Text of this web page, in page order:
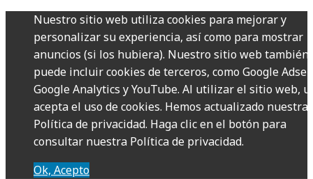
Nuestro sitio web utiliza cookies para mejorar y
personalizar su experiencia, así como para mostrar
anuncios (si los hubiera). Nuestro sitio web también
puede incluir cookies de terceros, como Google
Google Analytics y YouTube. Al utilizar el sitio web,
acepta el uso de cookies. Hemos actualizado nuestra
Política de privacidad. Haga clic en el botón para
consultar nuestra Política de privacidad.
Ok, Acepto